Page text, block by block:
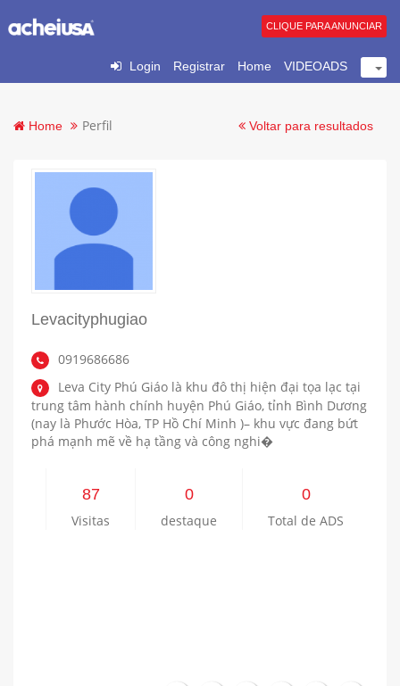
Login Registrar Home VIDEOADS
CLIQUE PARA ANUNCIAR
Home Perfil Voltar para resultados
Levacityphugiao
0919686686
Leva City Phú Giáo là khu đô thị hiện đại tọa lạc tại
trung tâm hành chính huyện Phú Giáo, tỉnh Bình Dương
(nay là Phước Hòa, TP Hồ Chí Minh )– khu vực đang bứt
phá mạnh mẽ về hạ tầng và công nghi�
87
Visitas
0
destaque
0
Total de ADS